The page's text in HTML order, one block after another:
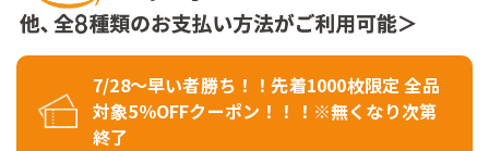
7/28～早い者勝ち！！先着1000枚限定 全品
対象5％OFFクーポン！！！※無くなり次第
終了